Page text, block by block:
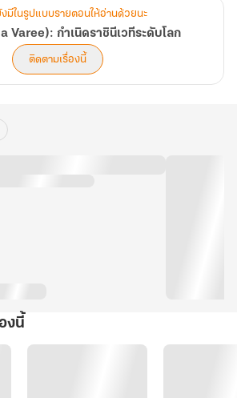
งมีในรูปแบบรายตอนให้อ่านด้วยนะ
Varee): กำเนิดราชินีเวทีระดับโลก
ติดตามเรื่องนี้
งนี้